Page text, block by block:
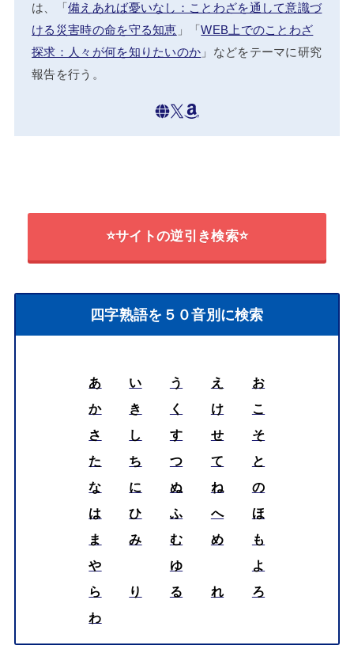
は、「備えあれば憂いなし：ことわざを通して意識づ
ける災害時の命を守る知恵 」「WEB上でのことわざ
探求：人々が何を知りたいのか 」などをテーマに研究
報告を行う。
⭐サイトの逆引き検索⭐
四字熟語を５０音別に検索
あ い う え
お
か
き く け
こ
さ
し す せ
そ
た
ち つ て
と
な
に ぬ ね
の
は
ひ ふ へ
ほ
ま
み む め
も
や
ゆ
よ
ら
り る れ
ろ
わ